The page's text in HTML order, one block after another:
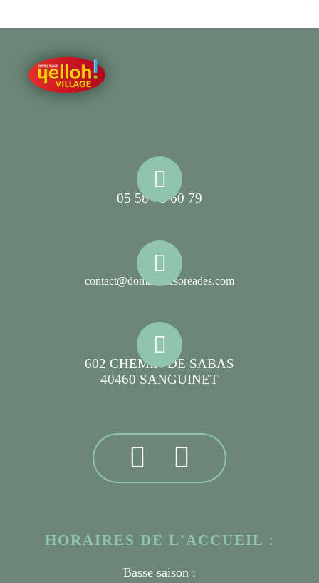
05 58 78 60 79
contact@domainelesoreades.com
602 CHEMIN DE SABAS
40460 SANGUINET
HORAIRES DE L'ACCUEIL :
Basse saison :